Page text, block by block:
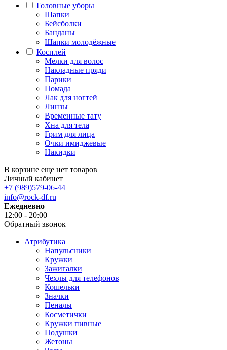
Головные уборы
Шапки
Бейсболки
Банданы
Шапки молодёжные
Косплей
Мелки для волос
Накладные пряди
Парики
Помада
Лак для ногтей
Линзы
Временные тату
Хна для тела
Грим для лица
Очки имиджевые
Накидки
В корзине еще нет товаров
Личный кабинет
+7 (989)579-06-44
info@rock-df.ru
Ежедневно
12:00 - 20:00
Обратный звонок
Атрибутика
Напульсники
Кружки
Зажигалки
Чехлы для телефонов
Кошельки
Значки
Пеналы
Косметички
Кружки пивные
Подушки
Жетоны